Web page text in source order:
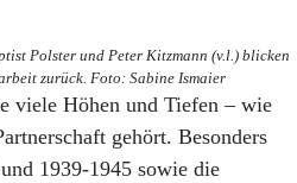
Polster und Peter Kitzmann (v.l.) blicken
zurück. Foto: Sabine Ismaier
viele Höhen und Tiefen – wie
gehört. Besonders
1939-1945 sowie die